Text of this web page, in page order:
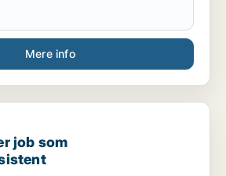
Mere info
rengøringsassistent
job som